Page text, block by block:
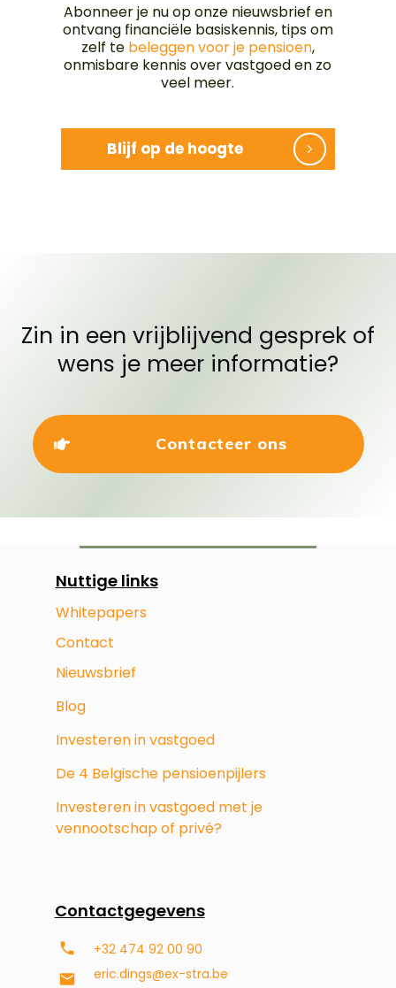
Abonneer je nu op onze nieuwsbrief en
ontvang financiële basiskennis, tips om
zelf te beleggen voor je pensioen,
onmisbare kennis over vastgoed en zo
veel meer.
Blijf op de hoogte
Zin in een vrijblijvend gesprek of
wens je meer informatie?
Contacteer ons
Nuttige links
Whitepapers
Contact
Nieuwsbrief
Blog
Investeren in vastgoed
De 4 Belgische pensioenpijlers
Investeren in vastgoed met je
vennootschap of privé?
Contactgegevens
+32 474 92 00 90
eric.dings@ex-stra.be